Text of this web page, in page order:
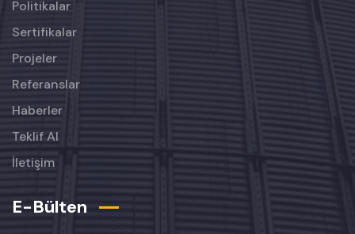
Politikalar
Sertifikalar
Projeler
Referanslar
Haberler
Teklif Al
İletişim
E-Bülten